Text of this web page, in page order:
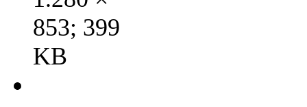
853; 399
KB